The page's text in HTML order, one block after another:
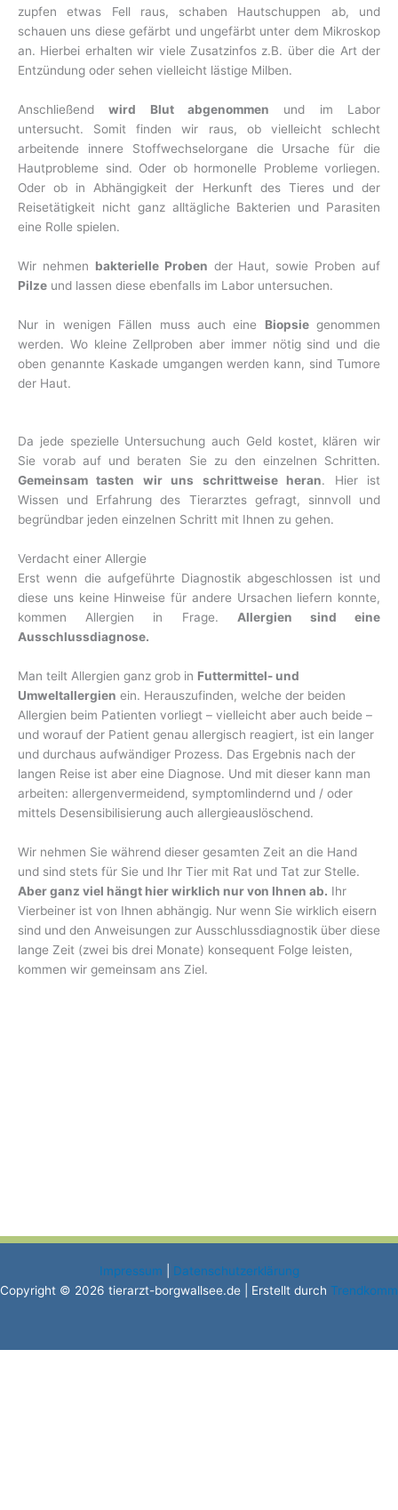
zupfen etwas Fell raus, schaben Hautschuppen ab, und
schauen uns diese gefärbt und ungefärbt unter dem Mikroskop
an. Hierbei erhalten wir viele Zusatzinfos z.B. über die Art der
Entzündung oder sehen vielleicht lästige Milben.
Anschließendwird Blut abgenommen und im Labor
untersucht. Somit finden wir raus, ob vielleicht schlecht
arbeitende innere Stoffwechselorgane die Ursache für die
Hautprobleme sind. Oder ob hormonelle Probleme vorliegen.
Oder ob in Abhängigkeit der Herkunft des Tieres und der
Reisetätigkeit nicht ganz alltägliche Bakterien und Parasiten
eine Rolle spielen.
Wir nehmen bakterielle Proben der Haut, sowie Proben auf
Pilze und lassen diese ebenfalls im Labor untersuchen.
Nur in wenigen Fällen muss auch eine Biopsiegenommen
werden. Wo kleine Zellproben aber immer nötig sind und die
oben genannte Kaskade umgangen werden kann, sind Tumore
der Haut.
Da jede spezielle Untersuchung auch Geld kostet, klären wir
Sie vorab auf und beraten Sie zu den einzelnen Schritten.
Gemeinsam tasten wir uns schrittweise heran. Hier ist
Wissen und Erfahrung des Tierarztes gefragt, sinnvoll und
begründbar jeden einzelnen Schritt mit Ihnen zu gehen.
Verdacht einer Allergie
Erst wenn die aufgeführte Diagnostik abgeschlossen ist und
diese uns keine Hinweise für andere Ursachen liefern konnte,
kommen Allergien in Frage. Allergien sind eine
Ausschlussdiagnose.
Man teilt Allergien ganz grob in Futtermittel- und
Umweltallergien ein. Herauszufinden, welche der beiden
Allergien beim Patienten vorliegt – vielleicht aber auch beide –
und worauf der Patient genau allergisch reagiert, ist ein langer
und durchaus aufwändiger Prozess. Das Ergebnis nach der
langen Reise ist aber eine Diagnose. Und mit dieser kann man
arbeiten: allergenvermeidend, symptomlindernd und / oder
mittels Desensibilisierung auch allergieauslöschend.
Wir nehmen Sie während dieser gesamten Zeit an die Hand
und sind stets für Sie und Ihr Tier mit Rat und Tat zur Stelle.
Aber ganz viel hängt hier wirklich nur von Ihnen ab. Ihr
Vierbeiner ist von Ihnen abhängig. Nur wenn Sie wirklich eisern
sind und den Anweisungen zur Ausschlussdiagnostik über diese
lange Zeit (zwei bis drei Monate) konsequent Folge leisten,
kommen wir gemeinsam ans Ziel.
Impressum
Datenschutzerklärung
Copyright © 2026 tierarzt-borgwallsee.de | Erstellt durch Trendkomm